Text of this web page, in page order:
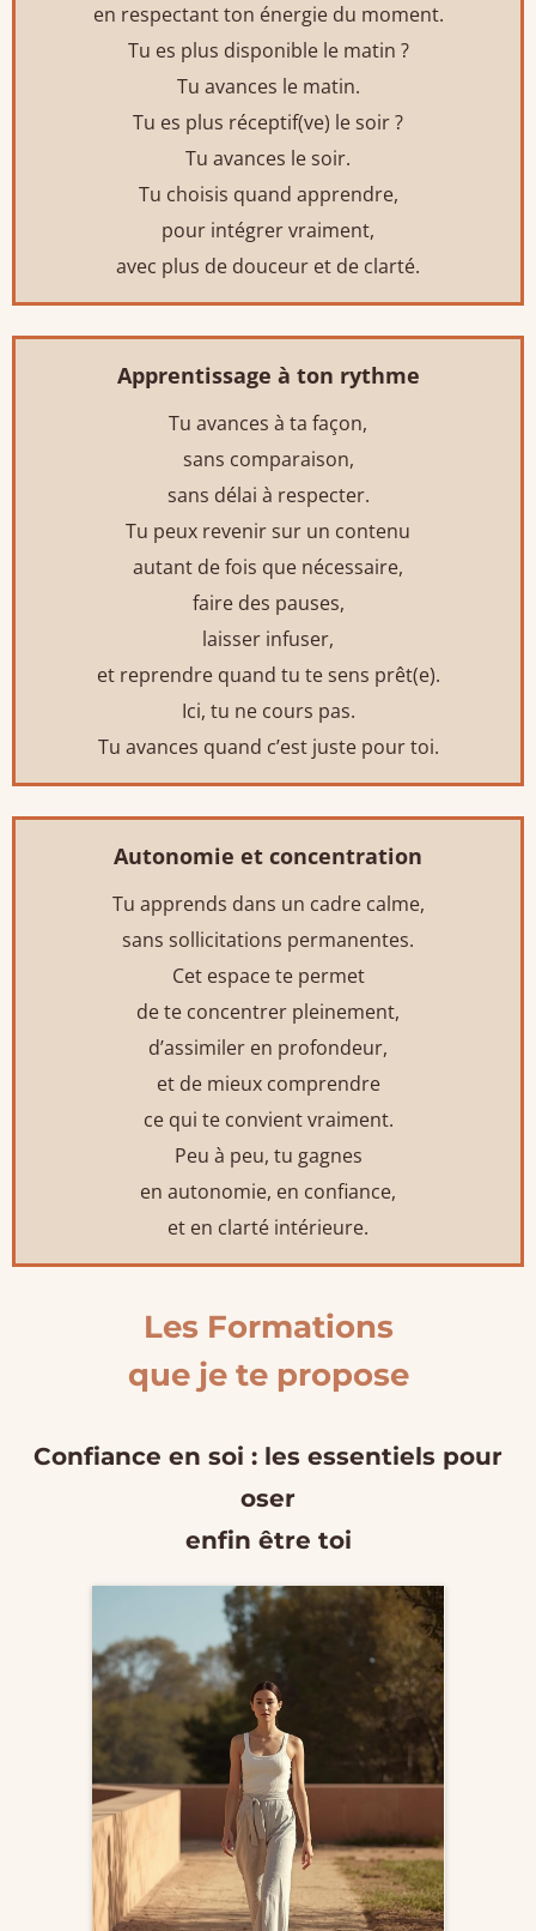
en respectant ton énergie du moment.
Tu es plus disponible le matin ?
Tu avances le matin.
Tu es plus réceptif(ve) le soir ?
Tu avances le soir.
Tu choisis quand apprendre,
pour intégrer vraiment,
avec plus de douceur et de clarté.
Apprentissage à ton rythme
Tu avances à ta façon,
sans comparaison,
sans délai à respecter.
Tu peux revenir sur un contenu
autant de fois que nécessaire,
faire des pauses,
laisser infuser,
et reprendre quand tu te sens prêt(e).
Ici, tu ne cours pas.
Tu avances quand c’est juste pour toi.
Autonomie et concentration
Tu apprends dans un cadre calme,
sans sollicitations permanentes.
Cet espace te permet
de te concentrer pleinement,
d’assimiler en profondeur,
et de mieux comprendre
ce qui te convient vraiment.
Peu à peu, tu gagnes
en autonomie, en confiance,
et en clarté intérieure.
Les Formations
que je te propose
Confiance en soi : les essentiels pour
oser
enfin être toi